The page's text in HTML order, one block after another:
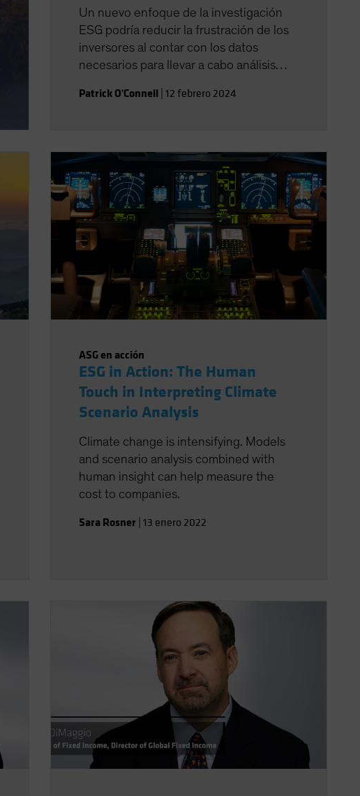
Un nuevo enfoque de la investigación
ESG podría reducir la frustración de los
inversores al contar con los datos
necesarios para llevar a cabo análisis
Patrick O'Connell 12 febrero 2024
ASG en acción
ESG in Action: The Human
Touch in Interpreting Climate
Scenario Analysis
Climate change is intensifying. Models
and scenario analysis combined with
human insight can help measure the
cost to companies.
Sara Rosner 13 enero 2022